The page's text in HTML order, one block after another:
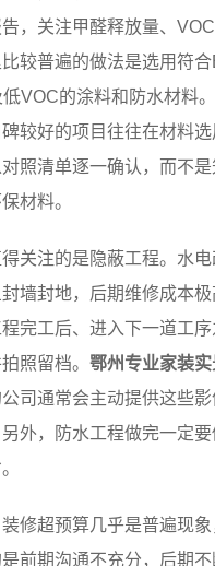
，关注甲醛释放量、
较普遍的做法是选用符
VOC的涂料和防水材料。
较好的项目往往在材料选
照清单逐一确认，而不
材料。
关注的是隐蔽工程。水
墙封地，后期维修成本
完工后、进入下一道工
照留档。 鄂州专业家装实
司通常会主动提供这些影
外，防水工程做完一定
修超预算几乎是普遍现
前期沟通不充分，后期不